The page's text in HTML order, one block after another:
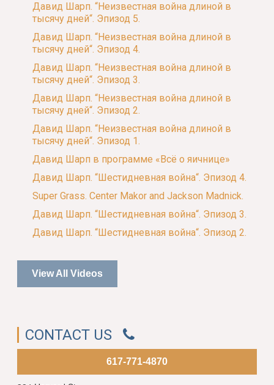
Давид Шарп. “Неизвестная война длиной в
тысячу дней“. Эпизод 5.
Давид Шарп. “Неизвестная война длиной в
тысячу дней“. Эпизод 4.
Давид Шарп. “Неизвестная война длиной в
тысячу дней“. Эпизод 3.
Давид Шарп. “Неизвестная война длиной в
тысячу дней“. Эпизод 2.
Давид Шарп. “Неизвестная война длиной в
тысячу дней“. Эпизод 1.
Давид Шарп в программе «Всё о яичнице»
Давид Шарп. “Шестидневная война“. Эпизод 4.
Super Grass. Center Makor and Jackson Madnick.
Давид Шарп. “Шестидневная война“. Эпизод 3.
Давид Шарп. “Шестидневная война“. Эпизод 2.
View All Videos
CONTACT US
617-771-4870